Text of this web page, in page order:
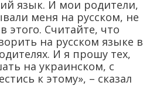
язык. И мои родители,
меня на русском, не
этого. Считайте, что
на русском языке в
И я прошу тех,
на украинском, с
к этому», – сказал